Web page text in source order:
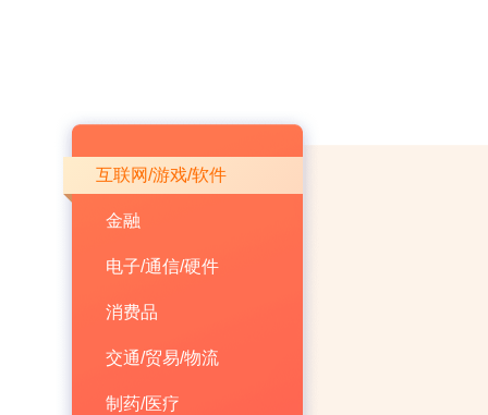
互联网/游戏/软件
金融
电子/通信/硬件
消费品
交通/贸易/物流
制药/医疗